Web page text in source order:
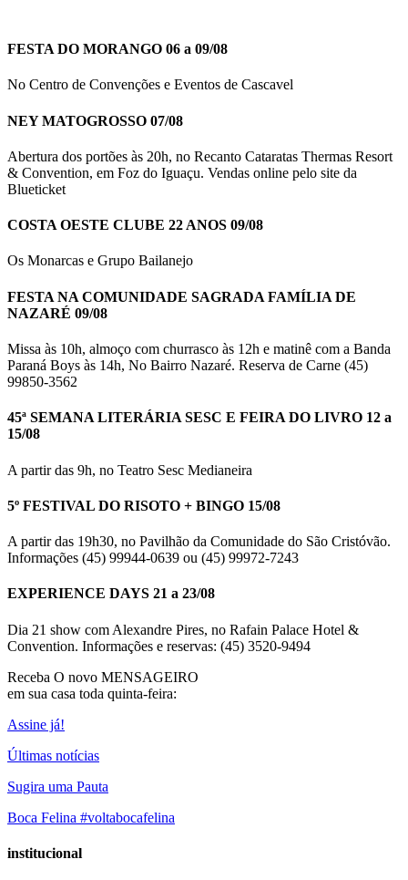
FESTA DO MORANGO 06 a 09/08
No Centro de Convenções e Eventos de Cascavel
NEY MATOGROSSO 07/08
Abertura dos portões às 20h, no Recanto Cataratas Thermas Resort
& Convention, em Foz do Iguaçu. Vendas online pelo site da
Blueticket
COSTA OESTE CLUBE 22 ANOS 09/08
Os Monarcas e Grupo Bailanejo
FESTA NA COMUNIDADE SAGRADA FAMÍLIA DE
NAZARÉ 09/08
Missa às 10h, almoço com churrasco às 12h e matinê com a Banda
Paraná Boys às 14h, No Bairro Nazaré. Reserva de Carne (45)
99850-3562
45ª SEMANA LITERÁRIA SESC E FEIRA DO LIVRO 12 a
15/08
A partir das 9h, no Teatro Sesc Medianeira
5º FESTIVAL DO RISOTO + BINGO 15/08
A partir das 19h30, no Pavilhão da Comunidade do São Cristóvão.
Informações (45) 99944-0639 ou (45) 99972-7243
EXPERIENCE DAYS 21 a 23/08
Dia 21 show com Alexandre Pires, no Rafain Palace Hotel &
Convention. Informações e reservas: (45) 3520-9494
Receba O novo MENSAGEIRO
em sua casa toda quinta-feira:
Assine já!
Últimas notícias
Sugira uma Pauta
Boca Felina #voltabocafelina
institucional